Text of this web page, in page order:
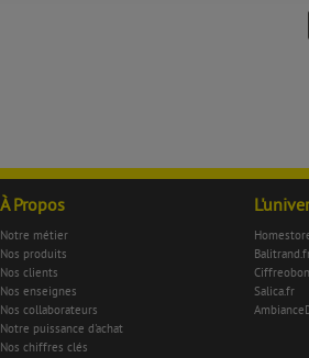
À Propos
Notre métier
Nos produits
Nos clients
Nos enseignes
Nos collaborateurs
Notre puissance d'achat
Nos chiffres clés
Salica.fr